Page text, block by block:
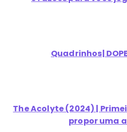
Quadrinhos|
The Acolyte (2024) |
propor uma